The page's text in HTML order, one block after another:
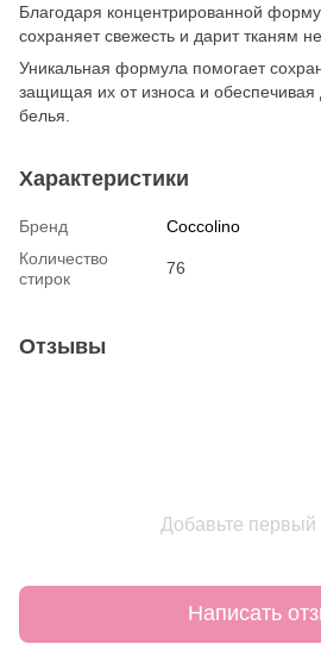
Благодаря концентрированной
сохраняет свежесть и дарит тканям
Уникальная формула помогает
защищая их от износа и обеспечивая
белья.
Характеристики
Бренд
Coccolino
Количество
стирок
76
Отзывы
Добавьте первый
Написать